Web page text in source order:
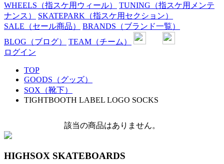
WHEELS （指スケ用ウィール） TUNING （指スケ用メンテ
ナンス）
SKATEPARK （指スケ用セクション）
SALE （セール商品） BRANDS （ブランド一覧）
BLOG （ブログ） TEAM （チーム）
ログイン
TOP
GOODS（グッズ）
SOX（靴下）
TIGHTBOOTH LABEL LOGO SOCKS
該当の商品はありません。
HIGHSOX SKATEBOARDS